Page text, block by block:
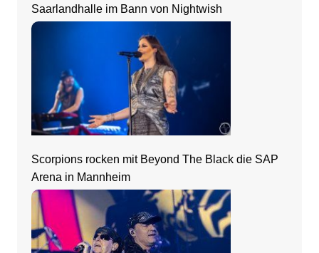
Saarlandhalle im Bann von Nightwish
Scorpions rocken mit Beyond The Black die SAP
Arena in Mannheim